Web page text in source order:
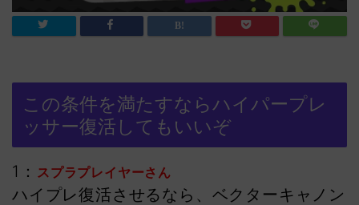
この条件を満たすならハイパープレ
ッサー復活してもいいぞ
1： スプラプレイヤーさん
ハイプレ復活させるなら、ベクターキャノン